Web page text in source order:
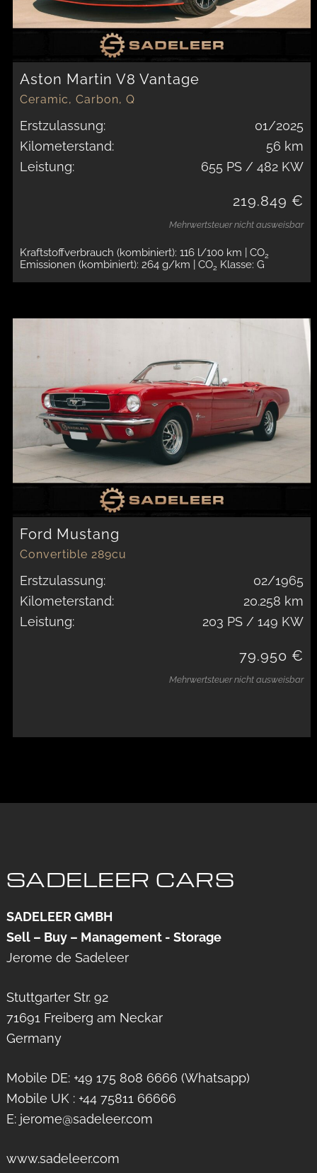
Aston Martin V8 Vantage
Ceramic, Carbon, Q
Erstzulassung:
01/2025
Kilometerstand:
56 km
Leistung:
655 PS / 482 KW
219.849 €
Mehrwertsteuer nicht ausweisbar
Kraftstoffverbrauch (kombiniert): 116 l/100 km | CO2
Emissionen (kombiniert): 264 g/km | CO2 Klasse: G
Ford Mustang
Convertible 289cu
Erstzulassung:
02/1965
Kilometerstand:
20.258 km
Leistung:
203 PS / 149 KW
79.950 €
Mehrwertsteuer nicht ausweisbar
SADELEER CARS
SADELEER GMBH
Sell – Buy – Management - Storage
Jerome de Sadeleer
Stuttgarter Str. 92
71691 Freiberg am Neckar
Germany
Mobile DE: +49 175 808 6666 (Whatsapp)
Mobile UK : +44 75811 66666
E: jerome@sadeleer.com
www.sadeleer.com